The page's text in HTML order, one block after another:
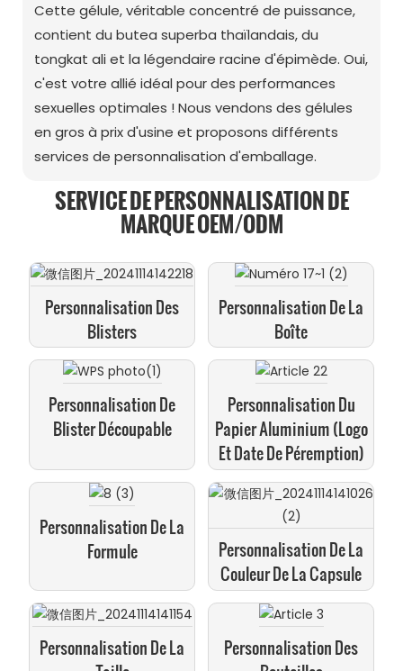
Cette gélule, véritable concentré de puissance,
contient du butea superba thaïlandais, du
tongkat ali et la légendaire racine d'épimède. Oui,
c'est votre allié idéal pour des performances
sexuelles optimales ! Nous vendons des gélules
en gros à prix d'usine et proposons différents
services de personnalisation d'emballage.
SERVICE DE PERSONNALISATION DE
MARQUE OEM/ODM
Personnalisation Des
Blisters
Personnalisation De La
Boîte
Personnalisation De
Blister Découpable
Personnalisation Du
Papier Aluminium (logo
Et Date De Péremption)
Personnalisation De La
Formule
Personnalisation De La
Couleur De La Capsule
Personnalisation De La
Personnalisation Des